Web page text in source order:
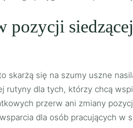
pozycji
skarżą się na szumy uszne
dla tych, którzy chcą
przerw ani zmiany
dla osób pracujących w